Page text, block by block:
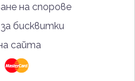
на спорове
бисквитки
сайта